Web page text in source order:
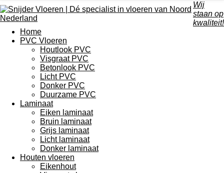
Wij
staan op
kwaliteit!
Home
PVC Vloeren
Houtlook PVC
Visgraat PVC
Betonlook PVC
Licht PVC
Donker PVC
Duurzame PVC
Laminaat
Eiken laminaat
Bruin laminaat
Grijs laminaat
Licht laminaat
Donker laminaat
Houten vloeren
Eikenhout